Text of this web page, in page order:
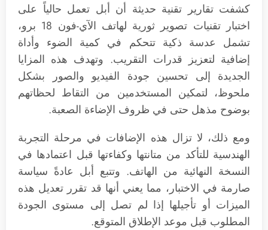
كشفت تقارير تقنية حديثة أن أبل تعمل حالياً على
اختبار تقنيات تصوير ثورية لهاتف الآي-فون 18 برو،
تشمل عدسة ذكية تتحكم في كمية الضوء وأداة
إضافية لتعزيز قدرات التقريب. وتهدف هذه المزايا
الجديدة إلى تحسين جودة الفيديو والصور بشكل
ملحوظ، لتمكين المستخدمين من التقاط لحظاتهم
بوضوح مذهل حتى في ظروف الإضاءة الصعبة.
ومع ذلك، لا تزال هذه الإضافات في مرحلة التجربة
الهندسية للتأكد من متانتها وكفاءتها قبل اعتمادها في
النسخة النهائية من الهاتف. وتتبع أبل عادةً سياسة
صارمة في الاختبار، مما يعني أنها قد تقرر تعديل هذه
الميزات أو تأجيلها إذا لم تصل إلى مستوى الجودة
المطلوب قبل موعد الإطلاق المتوقع.